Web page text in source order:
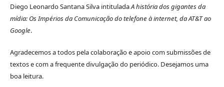
Diego Leonardo Santana Silva intituladaA história dos gigantes da
mídia: Os Impérios da Comunicação do telefone à internet, da AT&T ao
Google.
Agradecemos a todos pela colaboração e apoio com submissões de
textos e com a frequente divulgação do periódico. Desejamos uma
boa leitura.